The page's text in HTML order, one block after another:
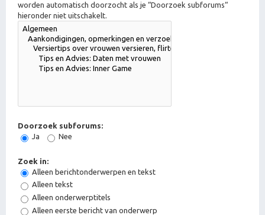
worden automatisch doorzocht als je “Doorzoek subforums“
hieronder niet uitschakelt.
Doorzoek subforums:
Ja
Nee
Zoek in:
Alleen berichtonderwerpen en tekst
Alleen tekst
Alleen onderwerptitels
Alleen eerste bericht van onderwerp